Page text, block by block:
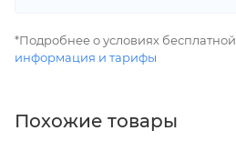
*Подробнее о условиях бесплатной
информация и тарифы
Похожие товары